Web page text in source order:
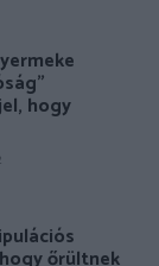
hogy
őrültnek